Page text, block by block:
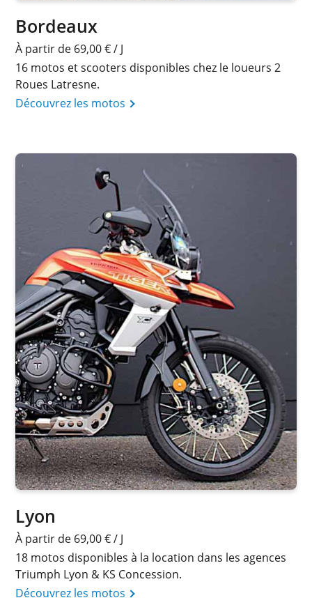
Bordeaux
À partir de 69,00 € / J
16 motos et scooters disponibles chez le loueurs 2
Roues Latresne.
Découvrez les motos
Lyon
À partir de 69,00 € / J
18 motos disponibles à la location dans les agences
Triumph Lyon & KS Concession.
Découvrez les motos